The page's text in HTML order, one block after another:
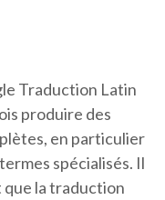
Traduction Latin
produire des
en particulier
spécialisés. Il
que la traduction